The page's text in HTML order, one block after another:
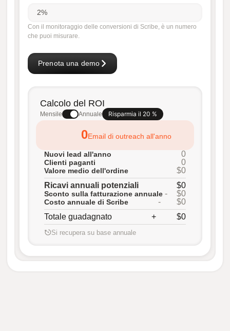
Con il monitoraggio delle conversioni di Scribe, è un numero
che puoi misurare.
Calcolo del ROI
Mensile Annuale Risparmia il 20 %
0Email di outreach all'anno
Nuovi lead all'anno 0
Clienti paganti 0
Valore medio dell'ordine
$0
Ricavi annuali potenziali
$0
Sconto sulla fatturazione annuale - $0
Costo annuale di Scribe -
$0
Totale guadagnato
+ $0
Si recupera su base annuale
Prenota una demo